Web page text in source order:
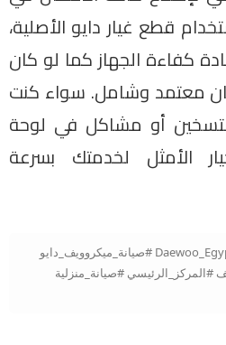
قطع غيار دايو الأصلية،
كفاءة الجهاز كما لو كان
معتمد وشامل. سواء كنت
أو مشاكل في لوحة
الأمثل لخدمتك بسرعة
#ميكرويف_مصر #صيانة_دايو #Daewoo_Egypt #صيانة_ميكروويف_دايو
#المركز_الرئيسي #صيانة_منزلية